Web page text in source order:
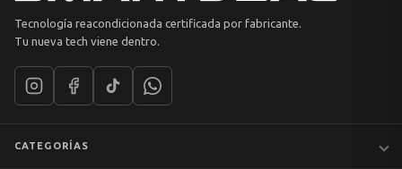
Tecnología reacondicionada certificada por fabricante.
Tu nueva tech viene dentro.
CATEGORÍAS